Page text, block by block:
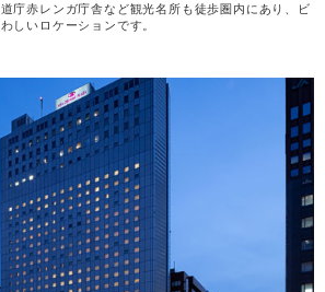
庁赤レンガ庁舎など観光名所も徒歩圏内にあり、ビ
しいロケーションです。